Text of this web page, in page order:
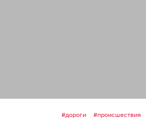
дороги происшествия